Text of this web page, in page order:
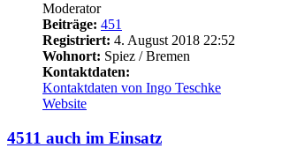
Moderator
Beiträge: 451
Registriert: 4. August 2018 22:52
Wohnort: Spiez / Bremen
Kontaktdaten:
Kontaktdaten von Ingo Teschke
Website
4511 auch im Einsatz